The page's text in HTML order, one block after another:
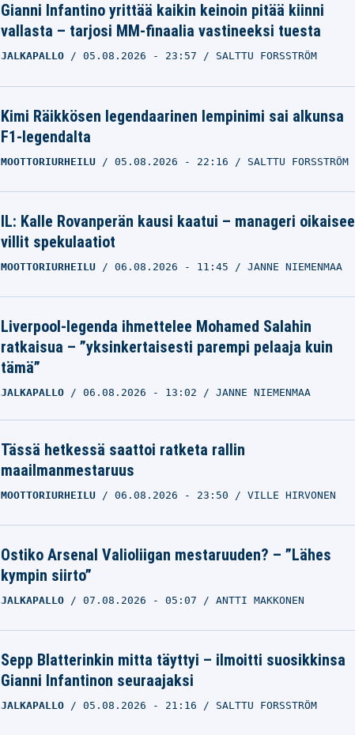
Gianni Infantino yrittää kaikin keinoin pitää kiinni
vallasta – tarjosi MM-finaalia vastineeksi tuesta
JALKAPALLO 05.08.2026 - 23:57 SALTTU FORSSTRÖM
Kimi Räikkösen legendaarinen lempinimi sai alkunsa
F1-legendalta
MOOTTORIURHEILU 05.08.2026 - 22:16 SALTTU FORSSTRÖM
IL: Kalle Rovanperän kausi kaatui – manageri oikaisee
villit spekulaatiot
MOOTTORIURHEILU 06.08.2026 - 11:45 JANNE NIEMENMAA
Liverpool-legenda ihmettelee Mohamed Salahin
ratkaisua – ”yksinkertaisesti parempi pelaaja kuin
tämä”
JALKAPALLO 06.08.2026 - 13:02 JANNE NIEMENMAA
Tässä hetkessä saattoi ratketa rallin
maailmanmestaruus
MOOTTORIURHEILU 06.08.2026 - 23:50 VILLE HIRVONEN
Ostiko Arsenal Valioliigan mestaruuden? – ”Lähes
kympin siirto”
JALKAPALLO 07.08.2026 - 05:07 ANTTI MAKKONEN
Sepp Blatterinkin mitta täyttyi – ilmoitti suosikkinsa
Gianni Infantinon seuraajaksi
JALKAPALLO 05.08.2026 - 21:16 SALTTU FORSSTRÖM